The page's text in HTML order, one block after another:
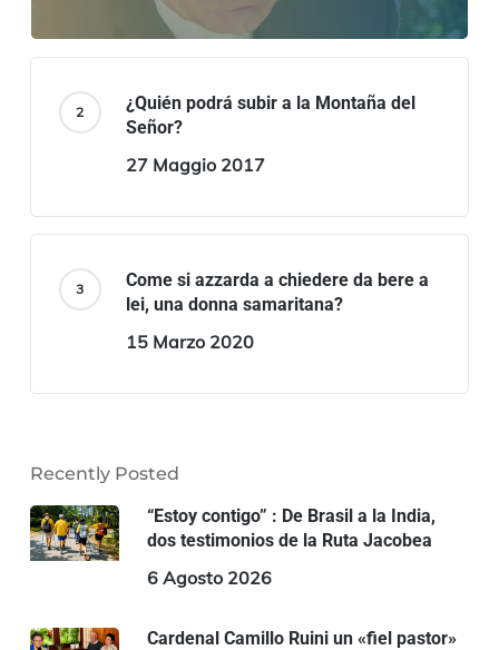
¿Quién podrá subir a la Montaña del
Señor?
27 Maggio 2017
Come si azzarda a chiedere da bere a
lei, una donna samaritana?
15 Marzo 2020
Recently Posted
“Estoy contigo” : De Brasil a la India,
dos testimonios de la Ruta Jacobea
6 Agosto 2026
Cardenal Camillo Ruini un «fiel pastor»